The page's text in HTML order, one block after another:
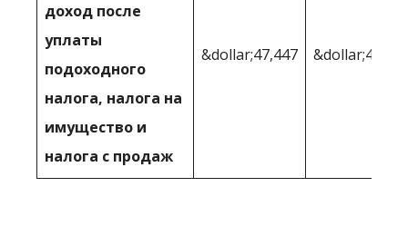
доход после
уплаты
подоходного
налога, налога на
имущество и
налога с продаж
&dollar;47,447